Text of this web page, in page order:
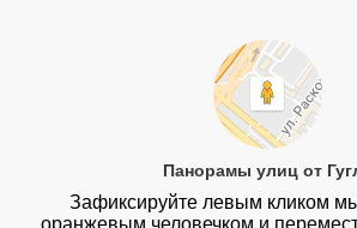
Панорамы улиц от
Зафиксируйте левым кликом
оранжевым человечком и